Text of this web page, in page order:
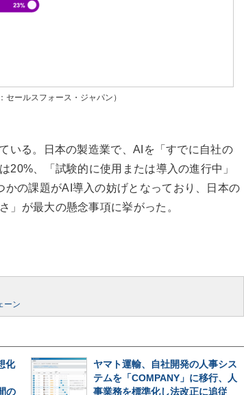
ールスフォース・ジャパン）
いる。日本の製造業で、AIを「すでに自社の
20%、「試験的に使用または導入の進行中」
かの課題がAI導入の妨げとなっており、日本の
」が最大の懸念事項に挙がった。
ーン
化
の
ヤマト運輸、自社開発の人事シス
テムを「COMPANY」に移行、人
事業務を標準化し法改正に追従